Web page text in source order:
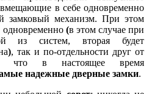
в себе одновременно
замковый механизм. При этом
одновременно (в этом случае при
из систем, вторая будет
), так и по-отдельности друг от
что в настоящее время
надежные дверные замки.